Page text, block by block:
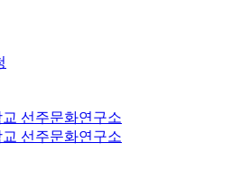
선주문화연구소
선주문화연구소